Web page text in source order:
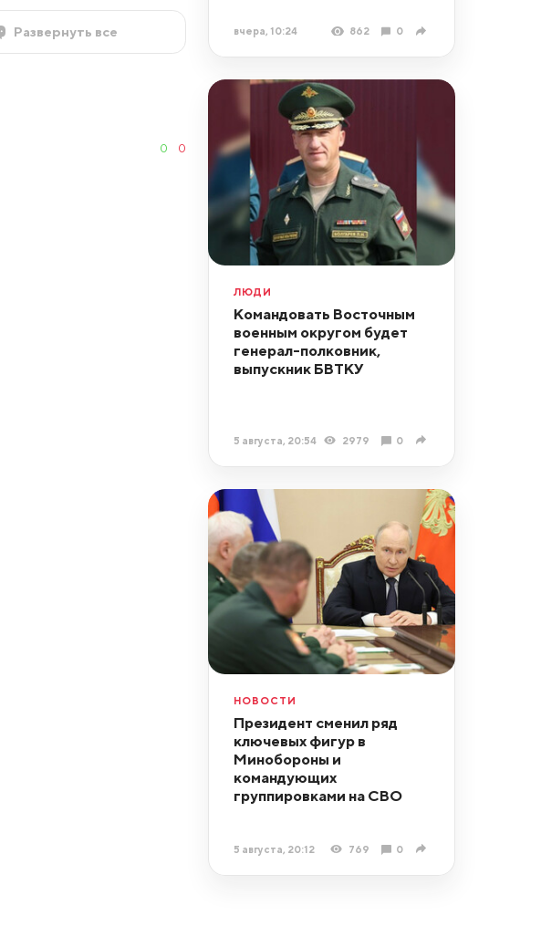
Развернуть все
0 0
вчера, 10:24 862 0
ЛЮДИ
Командовать Восточным
военным округом будет
генерал-полковник,
выпускник БВТКУ
5 августа, 20:54 2979 0
НОВОСТИ
Президент сменил ряд
ключевых фигур в
Минобороны и
командующих
группировками на СВО
5 августа, 20:12 769 0